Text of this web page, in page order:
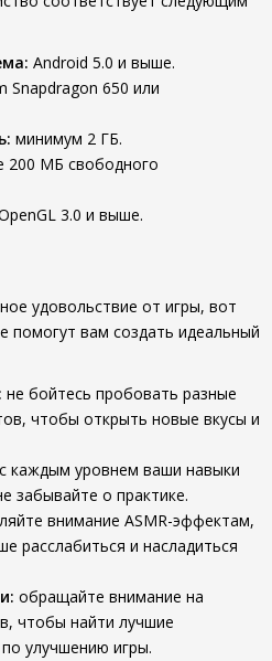
Android 5.0 и выше.
Snapdragon 650 или
минимум 2 ГБ.
200 МБ свободного
3.0 и выше.
удовольствие от игры, вот
помогут вам создать идеальный
не бойтесь пробовать разные
чтобы открыть новые вкусы и
с каждым уровнем ваши навыки
забывайте о практике.
внимание ASMR-эффектам,
расслабиться и насладиться
обращайте внимание на
чтобы найти лучшие
улучшению игры.